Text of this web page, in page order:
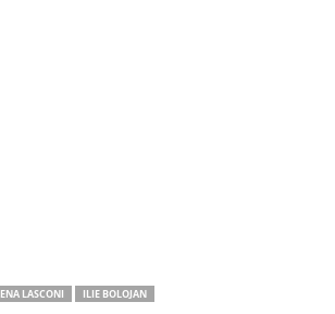
LASCONI ILIE BOLOJAN